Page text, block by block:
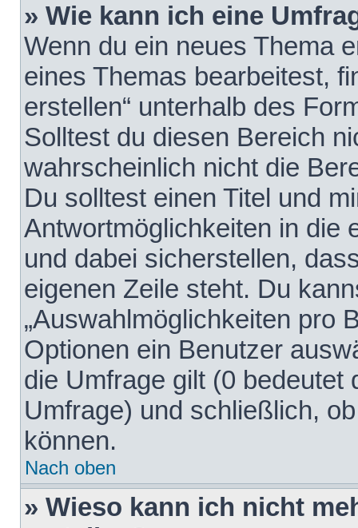
» Wie kann ich eine
Wenn du ein neues Thema
eines Themas bearbeitest,
erstellen“ unterhalb des
Solltest du diesen Bereich
wahrscheinlich nicht die
Du solltest einen Titel und
Antwortmöglichkeiten in die
und dabei sicherstellen,
eigenen Zeile steht. Du
„Auswahlmöglichkeiten pro
Optionen ein Benutzer
die Umfrage gilt (0 bedeutet
Umfrage) und schließlich,
können.
Nach oben
» Wieso kann ich nicht